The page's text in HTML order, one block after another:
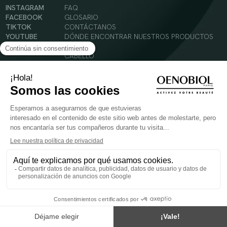
INSTAGRAM
FACEBOOK
TIKTOK
YOUTUBE
FAQ
GLOSARIO
CONTÁCTANOS
DÓNDE ENCONTRAR NUESTROS PRODUCTOS
SOLAR
CABELLO
© 2024 Oenobiol Paris
Condiciones Generales de Uso
Política de Privacidad
Menciones legales
PARA VUESTRA SALUD COMER AL MENOS 5 PIEZAS DE FRUTA Y LEGUMBRES AL DIA.
sano y no ser utilizados como sustitutos de un cuadro de vida sano y equilibrado. Solo
para adultos. Consulta atentamente el etiquetado de los productos antes de su uso.